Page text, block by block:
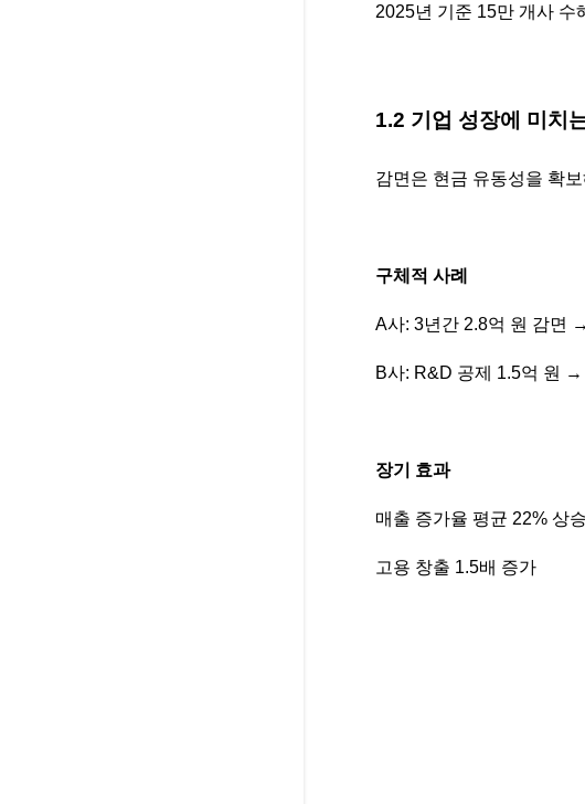
2025년 기준 15만 개사 수
1.2 기업 성장에 미치
감면은 현금 유동성을 확
구체적 사례
A사: 3년간 2.8억 원 감면
B사: R&D 공제 1.5억 원
장기 효과
매출 증가율 평균 22% 상승
고용 창출 1.5배 증가